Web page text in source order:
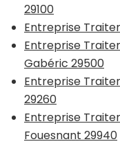
29100
Entreprise
Entreprise
Gabéric 29500
Entreprise
29260
Entreprise
Fouesnant 29940